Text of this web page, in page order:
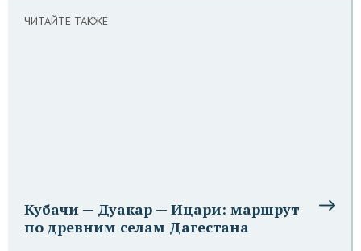
ЧИТАЙТЕ ТАКЖЕ
Кубачи — Дуакар — Ицари: маршрут
по древним селам Дагестана